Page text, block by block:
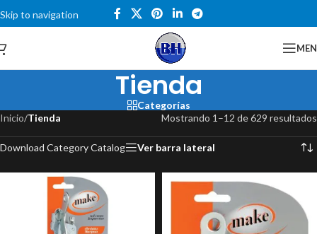
Skip to navigation
Skip to main content
Tienda
Categorías
Inicio/Tienda Mostrando 1–12 de 629 resultados
Download Category Catalog Ver barra lateral